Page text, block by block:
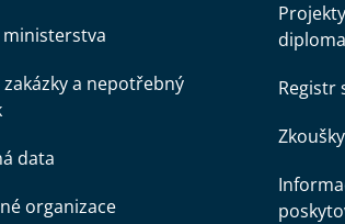
ministerstva
a nepotřebný
data
organizace
Registr